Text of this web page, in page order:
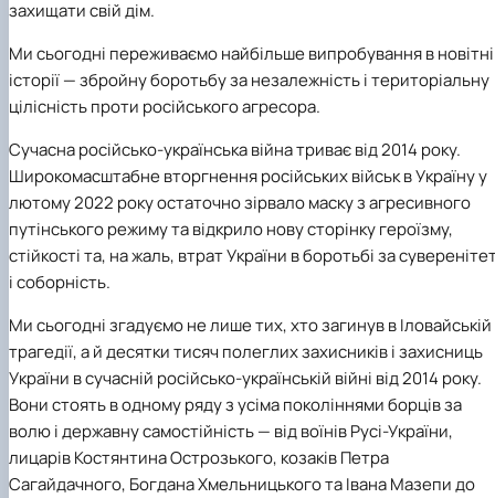
захищати свій дім.
Ми сьогодні переживаємо найбільше випробування в
історії — збройну боротьбу за незалежність і територіальну
цілісність проти російського агресора.
Сучасна російсько-українська війна триває від 2014 року.
Широкомасштабне вторгнення російських військ в Україну у
лютому 2022 року остаточно зірвало маску з агресивного
путінського режиму та відкрило нову сторінку героїзму,
стійкості та, на жаль, втрат України в боротьбі за
і соборність.
Ми сьогодні згадуємо не лише тих, хто загинув в Іловайській
трагедії, а й десятки тисяч полеглих захисників і захисниць
України в сучасній російсько-українській війні від 2014 року.
Вони стоять в одному ряду з усіма поколіннями борців за
волю і державну самостійність — від воїнів Русі-України,
лицарів Костянтина Острозького, козаків Петра
Сагайдачного, Богдана Хмельницького та Івана Мазепи до